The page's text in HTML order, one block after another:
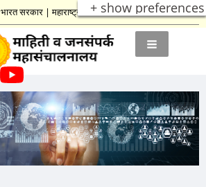
+ show preferences
भारत सरकार|महाराष्ट्र शासन